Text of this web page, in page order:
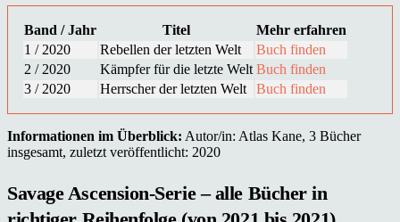
Band / Jahr Titel
Mehr erfahren
1 / 2020
Rebellen der letzten Welt
Buch finden
2 / 2020
Kämpfer für die letzte Welt Buch finden
3 / 2020
Herrscher der letzten Welt Buch finden
Informationen im Überblick: Autor/in: Atlas Kane, 3 Bücher
insgesamt, zuletzt veröffentlicht: 2020
Savage Ascension-Serie – alle Bücher in